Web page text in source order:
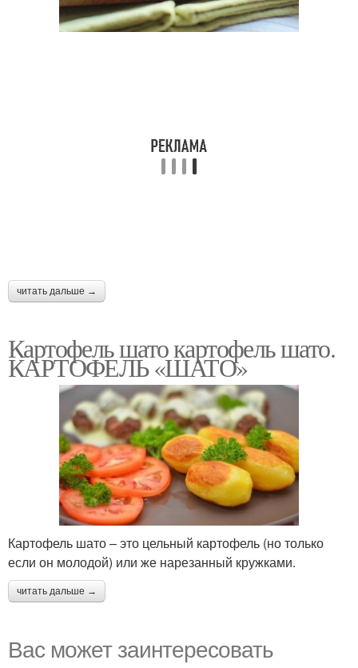
читать дальше →
Картофель шато картофель шато.
КАРТОФЕЛЬ «ШАТО»
Картофель шато – это цельный картофель (но только
если он молодой) или же нарезанный кружками.
читать дальше →
Вас может заинтересовать